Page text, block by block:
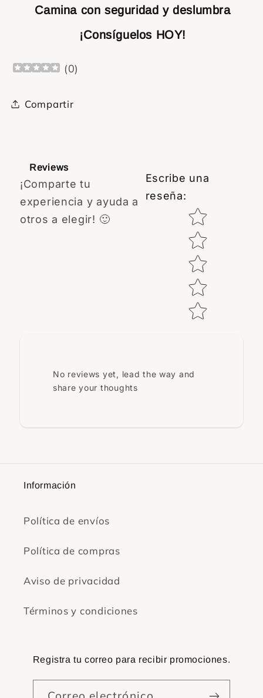
Camina con seguridad y deslumbra
¡Consíguelos HOY!
(0)
Compartir
Reviews
¡Comparte tu
experiencia y ayuda a
otros a elegir! 🙂
Escribe una
reseña:
Star rating
No reviews yet, lead the way and
share your thoughts
Información
Política de envíos
Política de compras
Aviso de privacidad
Términos y condiciones
Registra tu correo para recibir promociones.